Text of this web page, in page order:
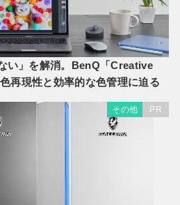
い」を解消。BenQ「Creative
再現性と効率的な色管理に迫る
その他 PR